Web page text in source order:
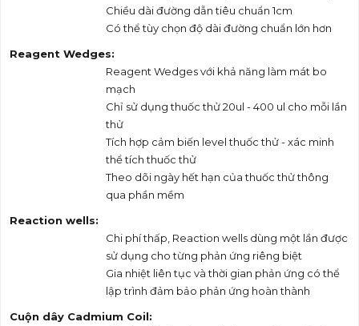
Chiều dài đường dẫn tiêu chuẩn 1cm
Có thể tùy chọn độ dài đường chuẩn lớn hơn
Reagent Wedges:
Reagent Wedges với khả năng làm mát bo
mạch
Chỉ sử dụng thuốc thử 20ul - 400 ul cho mỗi lần
thử
Tích hợp cảm biến level thuốc thử - xác minh
thể tích thuốc thử
Theo dõi ngày hết hạn của thuốc thử thông
qua phần mềm
Reaction wells:
Chi phí thấp, Reaction wells dùng một lần được
sử dụng cho từng phản ứng riêng biệt
Gia nhiệt liên tục và thời gian phản ứng có thể
lập trình đảm bảo phản ứng hoàn thành
Cuộn dây Cadmium Coil: